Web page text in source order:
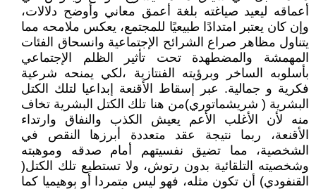
أعماقه ليعيد صياغته بلغة أعمق معاني وأوضح دلالات،
وإن كان يعتبر امتدادًا طبيعيًا للمجتمع، يعكس ملامحه مما
يتناول مظاهر صراع الشرائح الإجتماعية وانسحاق الفئات
المهمشة والمضطهدة تحت تأثير الظلم الإجتماعي
بأسلوبه الساخر وبرؤيته الفنتازية ،لكي يمنحه شرعية
فكرية و جمالية. عبر إسقاط الأقنعة إبداعيا لتلك الكتل
البشرية ( شريشماتوري)من هنا تلك الكتل البشرية تخاف
منه لأن الأغلب الأعم يعيش الكذب والنفاق وارتداء
الأقنعة، ربما نتيجة عقد متعددة أبرزها النقص في
الشخصية، مما تضيق نفسيتهم أمام صدقه وموهبته
وشخصيته التلقائية بدون رتوش، ولا تستطيع تلك الكتل(
القنفودي) أن تكون مثله، فهو ليس متمردا أو بوهيميا كما